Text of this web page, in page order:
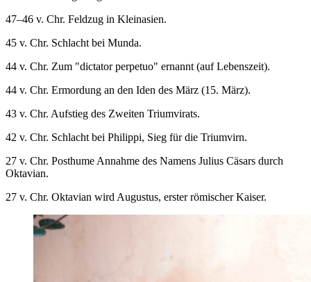
47–46 v. Chr. Feldzug in Kleinasien.
45 v. Chr. Schlacht bei Munda.
44 v. Chr. Zum "dictator perpetuo" ernannt (auf Lebenszeit).
44 v. Chr. Ermordung an den Iden des März (15. März).
43 v. Chr. Aufstieg des Zweiten Triumvirats.
42 v. Chr. Schlacht bei Philippi, Sieg für die Triumvirn.
27 v. Chr. Posthume Annahme des Namens Julius Cäsars durch
Oktavian.
27 v. Chr. Oktavian wird Augustus, erster römischer Kaiser.